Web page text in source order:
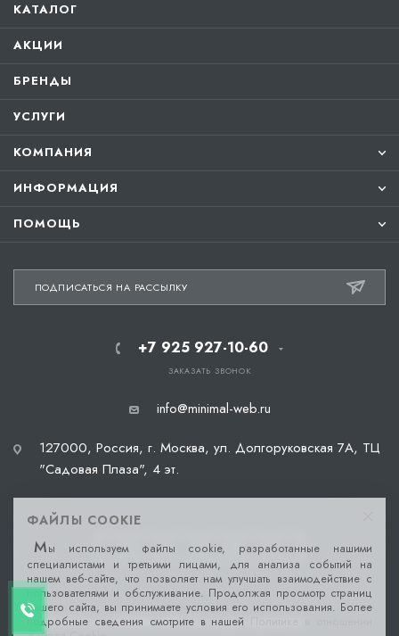
КАТАЛОГ
АКЦИИ
БРЕНДЫ
УСЛУГИ
КОМПАНИЯ
ИНФОРМАЦИЯ
ПОМОЩЬ
ПОДПИСАТЬСЯ НА РАССЫЛКУ
+7 925 927-10-60
ЗАКАЗАТЬ ЗВОНОК
info@minimal-web.ru
127000, Россия, г. Москва, ул. Долгоруковская 7А, ТЦ
"Садовая Плаза", 4 эт.
2026 © Веб-студия MINIMAL-WEB. Все права защищены.
ФАЙЛЫ COOKIE
Мы используем файлы cookie, разработанные нашими
специалистами и третьими лицами, для анализа событий на
нашем веб-сайте, что позволяет нам улучшать взаимодействие с
пользователями и обслуживание. Продолжая просмотр страниц
нашего сайта, вы принимаете условия его использования. Более
подробные сведения смотрите в нашей